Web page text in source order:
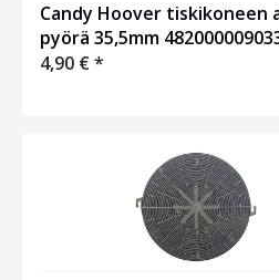
Candy Hoover tiskikoneen
pyörä 35,5mm
4,90 €*